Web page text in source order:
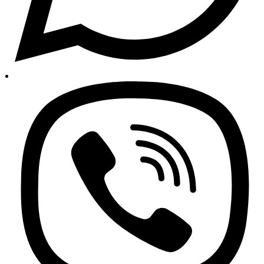
Praćenje narudžbi
Moje narudžbe
Politika privatnosti
Informacije o trgovini
O nama – Auto24
Najprodavanije
Najnoviji proizvodi
Novi popusti
Svi autodijelovi i dodatna oprema
Sve za auto na jednom mjestu!
Besplatna dostava za sve narudžbe iznad 150 KM
Politika privatnosti
Uvjeti poslovanja
Praćenje narudžbi
Copyright 2026 © AUTO24 - Sva prava pridržana.